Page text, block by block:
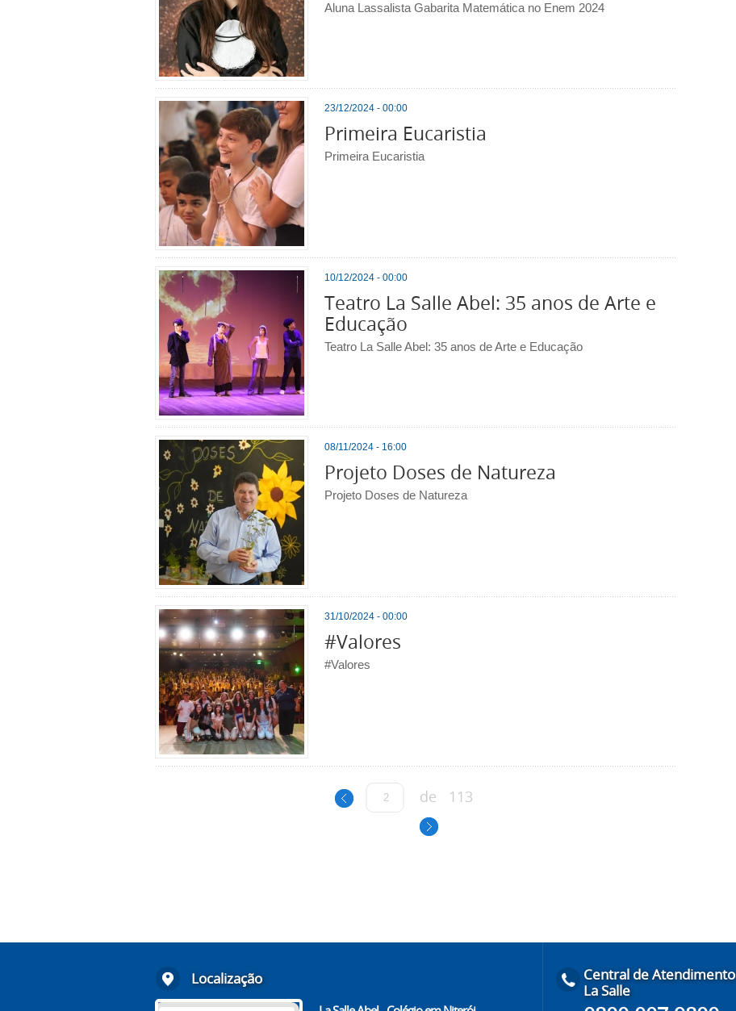
Aluna Lassalista Gabarita Matemática no Enem 2024
23/12/2024 - 00:00
Primeira Eucaristia
Primeira Eucaristia
10/12/2024 - 00:00
Teatro La Salle Abel: 35 anos de Arte e
Educação
Teatro La Salle Abel: 35 anos de Arte e Educação
08/11/2024 - 16:00
Projeto Doses de Natureza
Projeto Doses de Natureza
31/10/2024 - 00:00
#Valores
#Valores
de 113
Localização
Central de Atendimento
La Salle